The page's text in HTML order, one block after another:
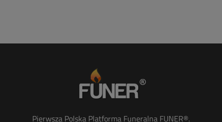
Pierwsza Polska Platforma Funeralna FUNER®.